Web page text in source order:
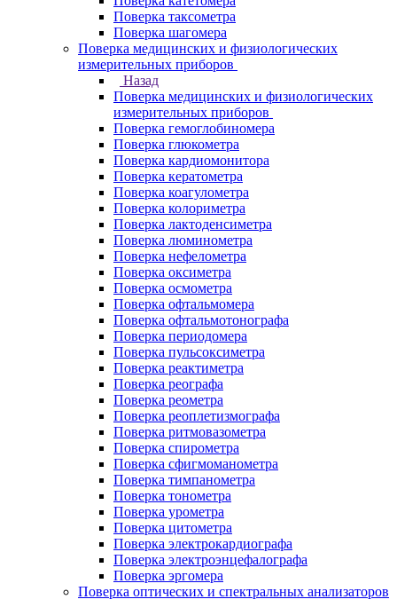
Поверка таксометра
Поверка шагомера
Поверка медицинских и физиологических
измерительных приборов
Назад
Поверка медицинских и физиологических
измерительных приборов
Поверка гемоглобиномера
Поверка глюкометра
Поверка кардиомонитора
Поверка кератометра
Поверка коагулометра
Поверка колориметра
Поверка лактоденсиметра
Поверка люминометра
Поверка нефелометра
Поверка оксиметра
Поверка осмометра
Поверка офтальмомера
Поверка офтальмотонографа
Поверка периодомера
Поверка пульсоксиметра
Поверка реактиметра
Поверка реографа
Поверка реометра
Поверка реоплетизмографа
Поверка ритмовазометра
Поверка спирометра
Поверка сфигмоманометра
Поверка тимпанометра
Поверка тонометра
Поверка урометра
Поверка цитометра
Поверка электрокардиографа
Поверка электроэнцефалографа
Поверка эргомера
Поверка оптических и спектральных анализаторов